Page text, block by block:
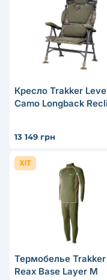
Кресло Trakker
Camo Longback
13 149 грн
ХІТ
Термобелье Trakker
Reax Base Layer M